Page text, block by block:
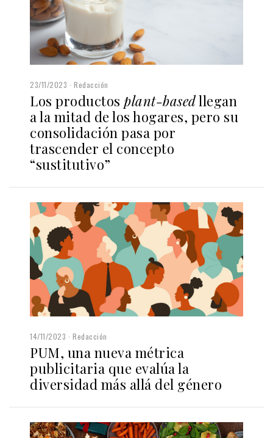
23/11/2023 Redacción
Los productos plant-basedllegan
a la mitad de los hogares, pero su
consolidación pasa por
trascender el concepto
“sustitutivo”
14/11/2023 Redacción
PUM, una nueva métrica
publicitaria que evalúa la
diversidad más allá del género